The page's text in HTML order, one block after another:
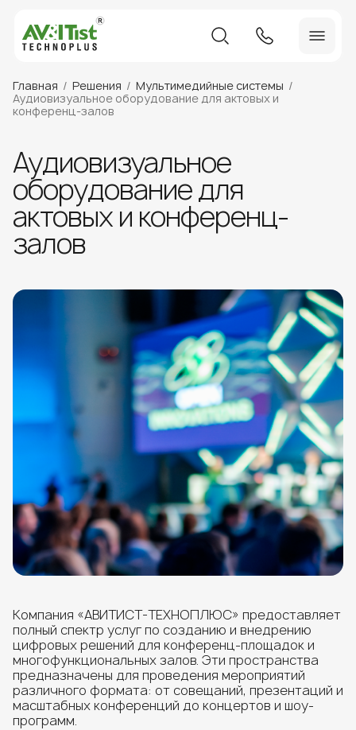
Главная Решения
Мультимедийные системы
Аудиовизуальное оборудование для актовых и
конференц-залов
Аудиовизуальное
оборудование для
актовых и конференц-
залов
Компания «АВИТИСТ-ТЕХНОПЛЮС» предоставляет
полный спектр услуг по созданию и внедрению
цифровых решений для конференц-площадок и
многофункциональных залов. Эти пространства
предназначены для проведения мероприятий
различного формата: от совещаний, презентаций и
масштабных конференций до концертов и шоу-
программ.